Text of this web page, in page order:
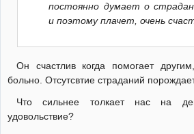
постоянно думает о
и поэтому плачет, очень
Он счастлив когда помогает
больно. Отсутсвтие страданий
Что сильнее толкает нас на
удовольствие?